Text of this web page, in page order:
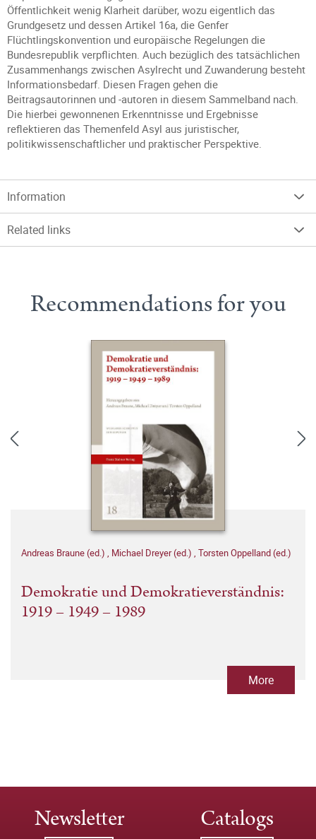
Öffentlichkeit wenig Klarheit darüber, wozu eigentlich das
Grundgesetz und dessen Artikel 16a, die Genfer
Flüchtlingskonvention und europäische Regelungen die
Bundesrepublik verpflichten. Auch bezüglich des tatsächlichen
Zusammenhangs zwischen Asylrecht und Zuwanderung besteht
Informationsbedarf. Diesen Fragen gehen die
Beitragsautorinnen und -autoren in diesem Sammelband nach.
Die hierbei gewonnenen Erkenntnisse und Ergebnisse
reflektieren das Themenfeld Asyl aus juristischer,
politikwissenschaftlicher und praktischer Perspektive.
Information
Related links
Recommendations for you
Andreas Braune (ed.) , Michael Dreyer (ed.) , Torsten Oppelland (ed.)
Demokratie und Demokratieverständnis:
1919 – 1949 – 1989
More
Newsletter Catalogs